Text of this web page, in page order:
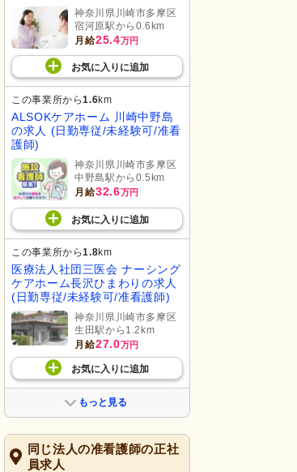
神奈川県川崎市多摩区
宿河原駅から0.6km
月給25.4万円
お気に入り に追加
この事業所から1.6km
ALSOKケアホーム 川崎中野島
の求人 (日勤専従/未経験可/准看
護師)
神奈川県川崎市多摩区
中野島駅から0.5km
月給32.6万円
お気に入り に追加
この事業所から1.8km
医療法人社団三医会 ナーシング
ケアホーム長沢ひまわりの求人
(日勤専従/未経験可/准看護師)
神奈川県川崎市多摩区
生田駅から1.2km
月給27.0万円
お気に入り に追加
もっと見る
同じ法人の准看護師の正社
員求人